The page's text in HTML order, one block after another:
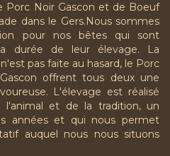
Porc Noir Gascon et de Boeuf
dans le Gers.Nous sommes
pour nos bêtes qui sont
durée de leur élevage. La
pas faite au hasard, le Porc
offrent tous deux une
L'élevage est réalisé
l'animal et de la tradition, un
années et qui nous permet
auquel nous nous situons